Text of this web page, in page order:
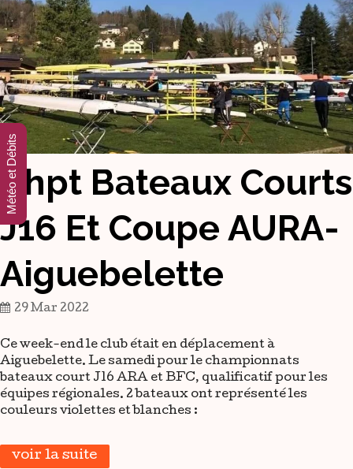
Chpt Bateaux Courts
J16 Et Coupe AURA-
Aiguebelette
29 Mar 2022
Ce week-end le club était en déplacement à
Aiguebelette. Le samedi pour le championnats
bateaux court J16 ARA et BFC, qualificatif pour les
équipes régionales. 2 bateaux ont représenté les
couleurs violettes et blanches :
voir la suite
Météo et Débits